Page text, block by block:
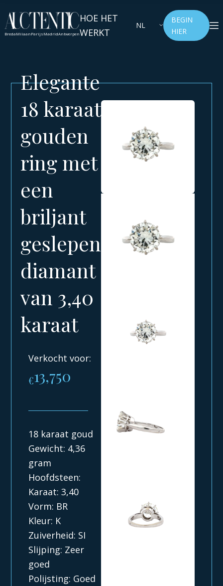
BredaMilaanParijsMadridAntwerpen
HOE HET
WERKT
NL
BEGIN
HIER
Elegante
18 karaat
gouden
ring met
een
briljant
geslepen
diamant
van 3,40
karaat
Verkocht voor:
€13,750
18 karaat goud
Gewicht: 4,36
gram
Hoofdsteen:
Karaat: 3,40
Vorm: BR
Kleur: K
Zuiverheid: SI
Slijping: Zeer
goed
Polijsting: Goed